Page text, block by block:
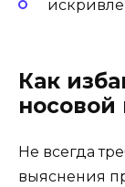
Как
носовой
Не всегда
выяснения